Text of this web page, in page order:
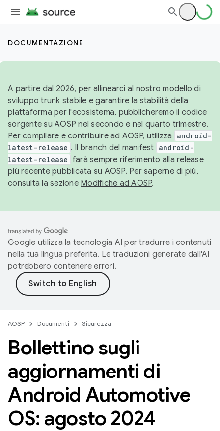
DOCUMENTAZIONE
A partire dal 2026, per allinearci al nostro modello di
sviluppo trunk stabile e garantire la stabilità della
piattaforma per l'ecosistema, pubblicheremo il codice
sorgente su AOSP nel secondo e nel quarto trimestre.
Per compilare e contribuire ad AOSP, utilizza
android-
latest-release . Il branch del manifest android-
latest-release farà sempre riferimento alla release
più recente pubblicata su AOSP. Per saperne di più,
consulta la sezione Modifiche ad AOSP.
Google utilizza la tecnologia AI per tradurre i contenuti
nella tua lingua preferita. Le traduzioni generate dall'AI
potrebbero contenere errori.
AOSP Documenti Sicurezza
Bollettino sugli
aggiornamenti di
Android Automotive
OS: agosto 2024